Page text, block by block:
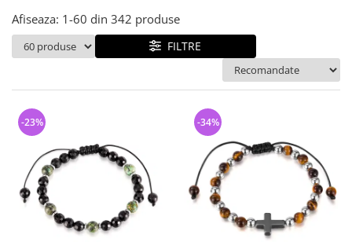
Solutii si lavete de curatare
bijuterii argint
Afiseaza: 1-60 din 342 produse
FILTRE
-23% -34%